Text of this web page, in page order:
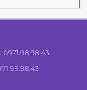
0971.98.98.43